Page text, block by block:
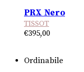
PRX Nero
TISSOT
€395,00
Ordinabile